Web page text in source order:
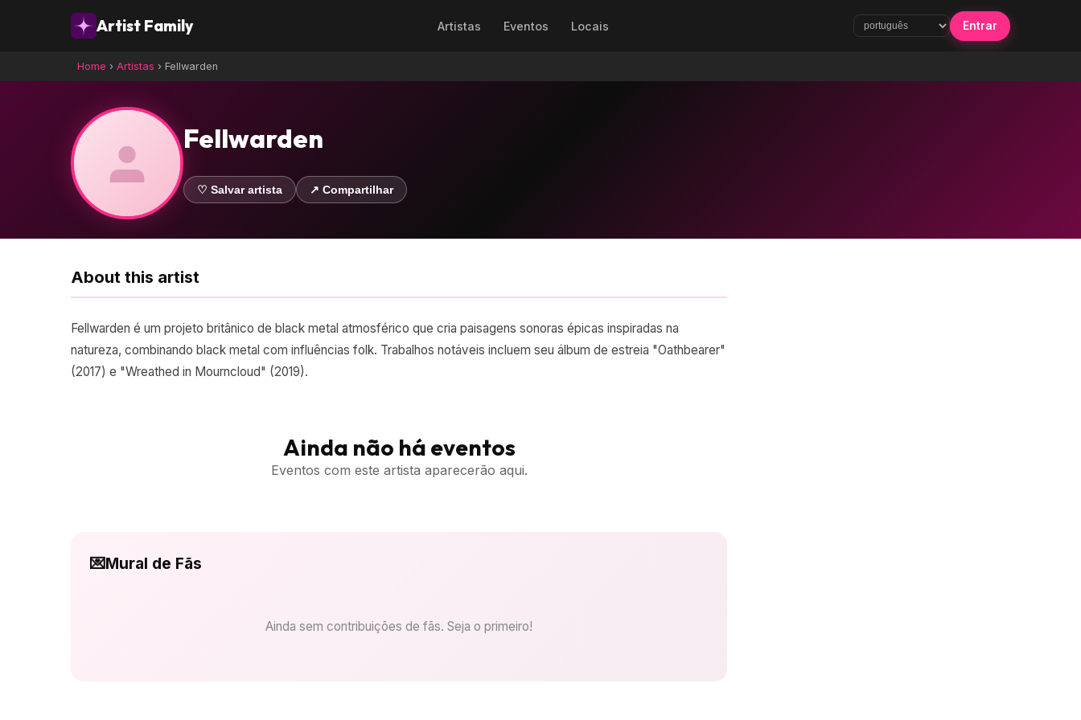
Artist Family Artistas Eventos Locais Entrar
Home › Artistas › Fellwarden
Fellwarden
♡ Salvar artista ↗ Compartilhar
About this artist
Fellwarden é um projeto britânico de black metal atmosférico que cria paisagens sonoras épicas inspiradas na
natureza, combinando black metal com influências folk. Trabalhos notáveis incluem seu álbum de estreia "Oathbearer"
(2017) e "Wreathed in Mourncloud" (2019).
Ainda não há eventos
Eventos com este artista aparecerão aqui.
💌Mural de Fãs
Ainda sem contribuições de fãs. Seja o primeiro!